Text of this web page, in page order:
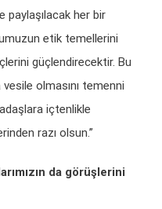
paylaşılacak her bir
etik temellerini
güçlendirecektir. Bu
vesile olmasını temenni
içtenlikle
razı olsun.”
da görüşlerini